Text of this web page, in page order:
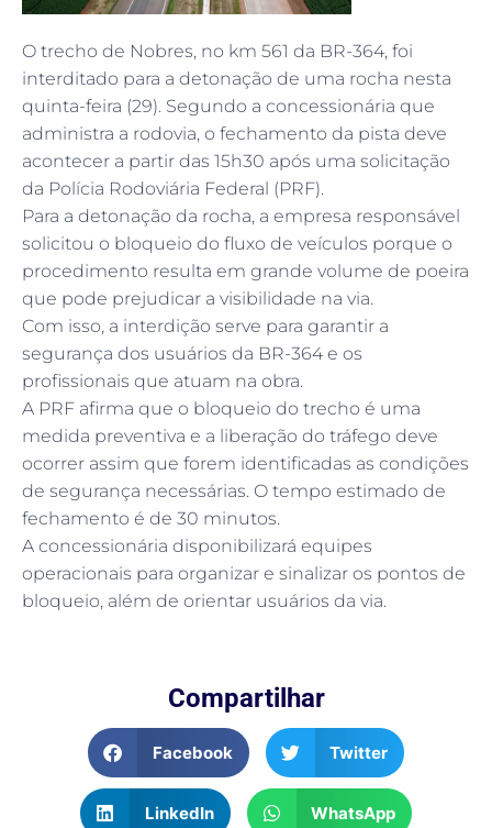
O trecho de Nobres, no km 561 da BR-364, foi
interditado para a detonação de uma rocha nesta
quinta-feira (29). Segundo a concessionária que
administra a rodovia, o fechamento da pista deve
acontecer a partir das 15h30 após uma solicitação
da Polícia Rodoviária Federal (PRF).
Para a detonação da rocha, a empresa responsável
solicitou o bloqueio do fluxo de veículos porque o
procedimento resulta em grande volume de poeira
que pode prejudicar a visibilidade na via.
Com isso, a interdição serve para garantir a
segurança dos usuários da BR-364 e os
profissionais que atuam na obra.
A PRF afirma que o bloqueio do trecho é uma
medida preventiva e a liberação do tráfego deve
ocorrer assim que forem identificadas as condições
de segurança necessárias. O tempo estimado de
fechamento é de 30 minutos.
A concessionária disponibilizará equipes
operacionais para organizar e sinalizar os pontos de
bloqueio, além de orientar usuários da via.
Compartilhar
Facebook Twitter
LinkedIn WhatsApp